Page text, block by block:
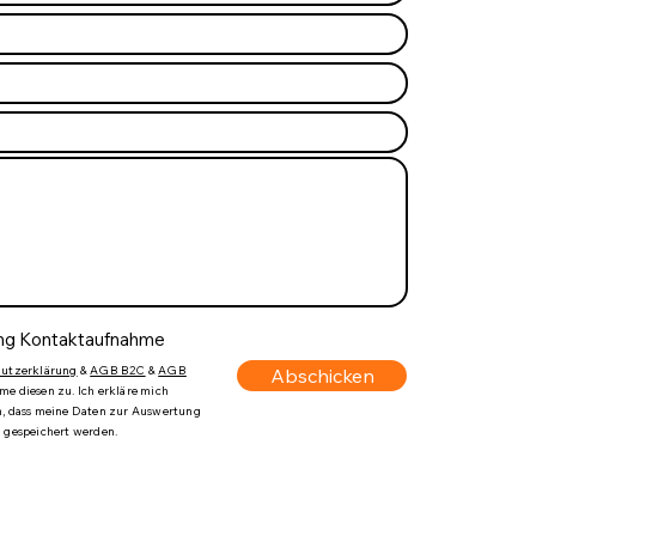
Kontaktaufnahme
&AGB B2C &AGB
diesen zu. Ich erkläre mich
dass meine Daten zur Auswertung
werden.
Abschicken